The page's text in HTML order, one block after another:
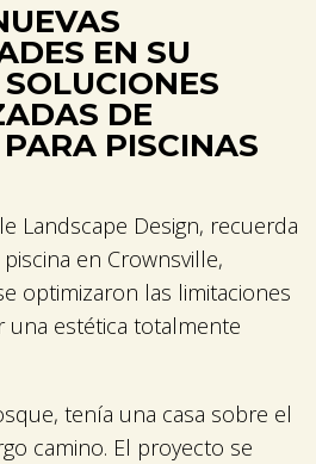
EN SU
DE
PISCINAS
Landscape Design, recuerda
en Crownsville,
optimizaron las limitaciones
una estética totalmente
tenía una casa sobre el
camino. El proyecto se